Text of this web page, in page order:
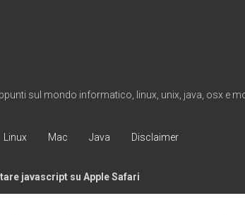
sul mondo informatico, linux, unix, java, osx e
Linux Mac Java Disclaimer
javascript su Apple Safari